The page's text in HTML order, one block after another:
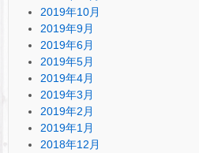
2019年10月
2019年9月
2019年6月
2019年5月
2019年4月
2019年3月
2019年2月
2019年1月
2018年12月